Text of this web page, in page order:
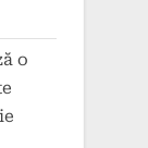
o